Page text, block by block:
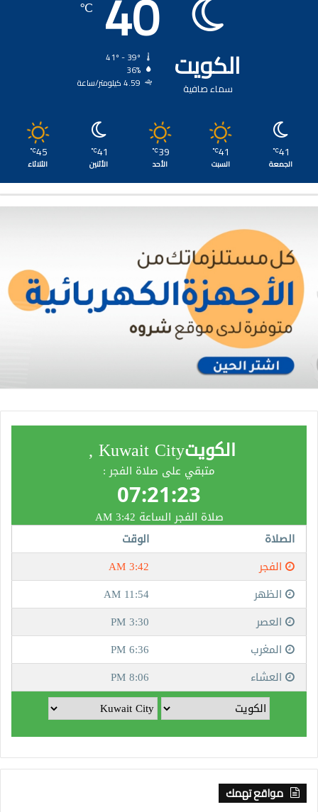
الكويت
سماء صافية
℃
36%
4.59 كيلومتر/ساعة
41
℃
الجمعة
41
℃
السبت
39
℃
الأحد
41
℃
الأثنين
45
℃
الثلاثاء
مواقع تهمك